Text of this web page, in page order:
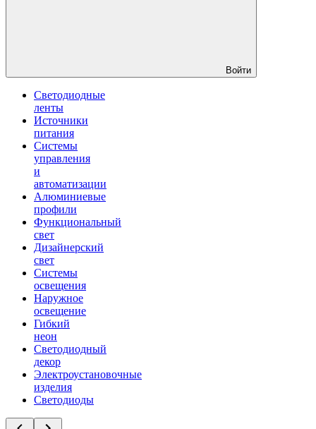
Войти
Светодиодные
ленты
Источники
питания
Системы
управления
и
автоматизации
Алюминиевые
профили
Функциональный
свет
Дизайнерский
свет
Системы
освещения
Наружное
освещение
Гибкий
неон
Светодиодный
декор
Электроустановочные
изделия
Светодиоды